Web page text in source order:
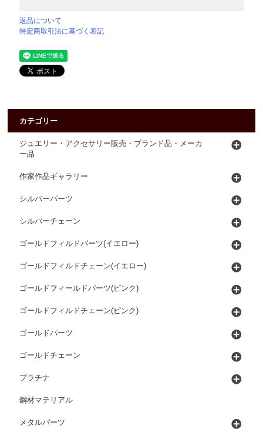
返品について
特定商取引法に基づく表記
カテゴリー
ジュエリー・アクセサリー販売・ブランド品・メーカ
ー品
作家作品ギャラリー
シルバーパーツ
シルバーチェーン
ゴールドフィルドパーツ(イエロー)
ゴールドフィルドチェーン(イエロー)
ゴールドフィールドパーツ(ピンク)
ゴールドフィルドチェーン(ピンク)
ゴールドパーツ
ゴールドチェーン
プラチナ
鋼材マテリアル
メタルパーツ